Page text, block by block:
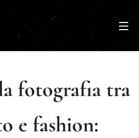
fotografia tra
e fashion: